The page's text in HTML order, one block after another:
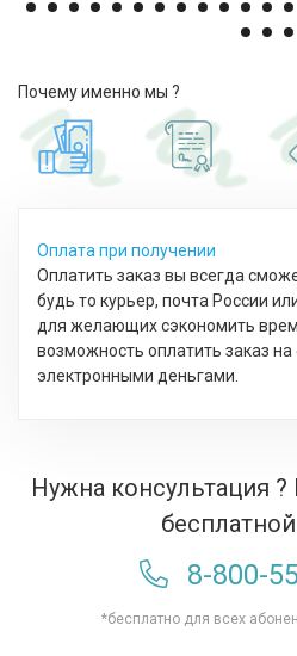
Почему именно мы ?
Оплата при получении
Оплатить заказ вы всегда
будь то курьер, почта России
для желающих сэкономить
возможность оплатить заказ на
электронными деньгами.
Нужна консультация
8-800-
*бесплатно для всех